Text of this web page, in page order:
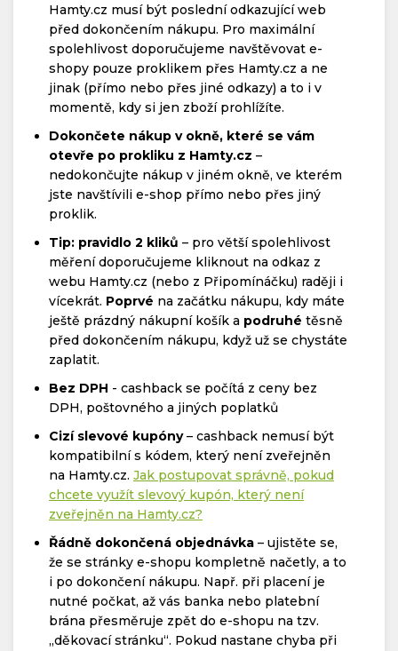
Hamty.cz musí být poslední odkazující web
před dokončením nákupu. Pro maximální
spolehlivost doporučujeme navštěvovat e-
shopy pouze proklikem přes Hamty.cz a ne
jinak (přímo nebo přes jiné odkazy) a to i v
momentě, kdy si jen zboží prohlížíte.
Dokončete nákup v okně, které se vám
otevře po prokliku z Hamty.cz –
nedokončujte nákup v jiném okně, ve kterém
jste navštívili e-shop přímo nebo přes jiný
proklik.
Tip: pravidlo 2 kliků – pro větší spolehlivost
měření doporučujeme kliknout na odkaz z
webu Hamty.cz (nebo z Připomínáčku) raději i
vícekrát. Poprvé na začátku nákupu, kdy máte
ještě prázdný nákupní košík a podruhé těsně
před dokončením nákupu, když už se chystáte
zaplatit.
Bez DPH - cashback se počítá z ceny bez
DPH, poštovného a jiných poplatků
Cizí slevové kupóny– cashback nemusí být
kompatibilní s kódem, který není zveřejněn
na Hamty.cz. Jak postupovat správně, pokud
chcete využít slevový kupón, který není
zveřejněn na Hamty.cz?
Řádně dokončená objednávka – ujistěte se,
že se stránky e-shopu kompletně načetly, a to
i po dokončení nákupu. Např. při placení je
nutné počkat, až vás banka nebo platební
brána přesměruje zpět do e-shopu na tzv.
„děkovací stránku“. Pokud nastane chyba při